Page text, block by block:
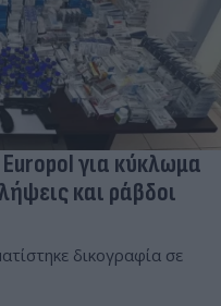
για κύκλωμα
και ράβδοι
δικογραφία σε